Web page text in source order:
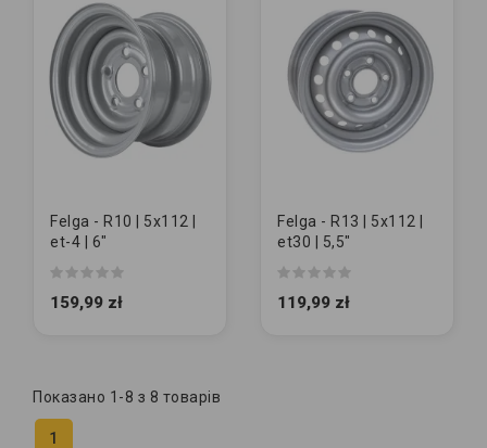
Felga - R10 | 5x112 |
et-4 | 6"
159,99 zł
Felga - R13 | 5x112 |
et30 | 5,5"
119,99 zł
Показано 1-8 з 8 товарів
1